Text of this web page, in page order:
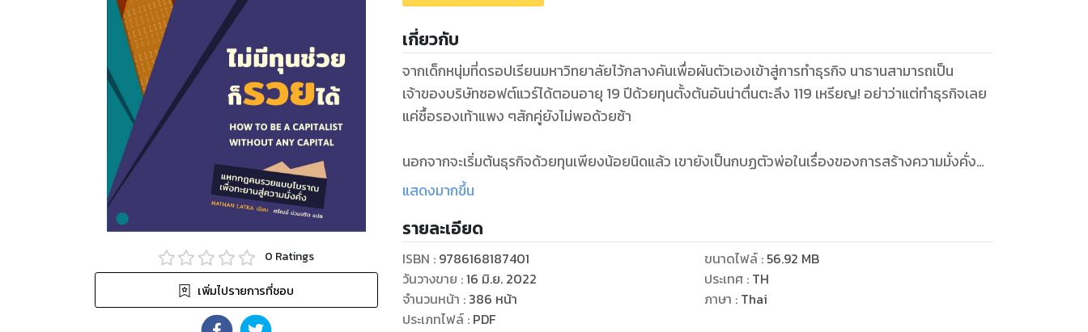
0 Ratings
เพิ่มไปรายการที่ชอบ
เกี่ยวกับ
จากเด็กหนุ่มที่ดรอปเรียนมหาวิทยาลัยไว้กลางคันเพื่อผันตัวเองเข้าสู่การทําธุรกิจ นาธานสามารถเป็น
เจ้าของบริษัทซอฟต์แวร์ได้ตอนอายุ 19 ปีด้วยทุนตั้งต้นอันน่าตื่นตะลึง 119 เหรียญ! อย่าว่าแต่ทําธุรกิจเลย
แค่ซื้อรองเท้าแพง ๆสักคู่ยังไม่พอด้วยซ้า
นอกจากจะเริ่มต้นธุรกิจด้วยทุนเพียงน้อยนิดแล้ว เขายังเป็นกบฏตัวพ่อในเรื่องของการสร้างความมั่งคั่ง
พาตัวเองก้าวขึ้นสู่การเป็นเศรษฐีใหม่ด้วยการ..
เลียนแบบชาวบ้าน
ทําตัวเป็นเป็ดที่รู้หลายอย่างแต่ไม่ได้เจนจัดในสักเรื่อง
จับปลาหลายมือ
อยู่นอกกระแสอันร้อนแรง
นี่มันวิถีแห่งความมั่งคั่งแบบไหนกัน!?
แสดงมากขึ้น
รายละเอียด
ISBN : 9786168187401
วันวางขาย :16 มิ.ย. 2022
จำนวนหน้า : 386 หน้า
ประเภทไฟล์: PDF
ขนาดไฟล์: 56.92 MB
ประเทศ : TH
ภาษา : Thai